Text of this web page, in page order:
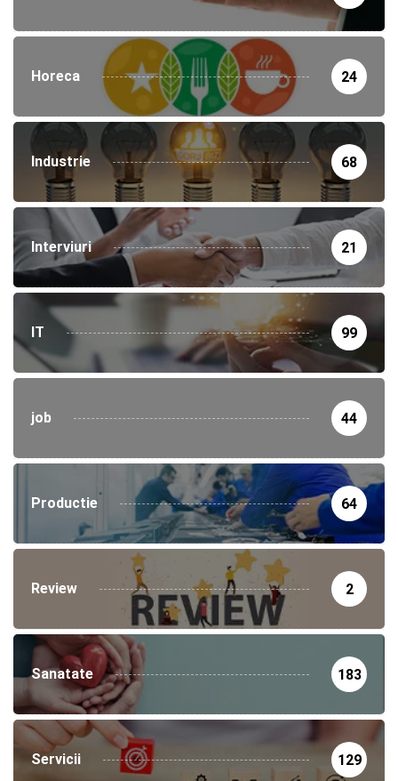
Horeca 24
Industrie 68
Interviuri 21
IT 99
job 44
Productie 64
Review 2
Sanatate 183
Servicii 129